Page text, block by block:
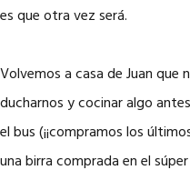
es que otra vez será.
Volvemos a casa de Juan que
ducharnos y cocinar algo
el bus (¡¡compramos los
una birra comprada en el